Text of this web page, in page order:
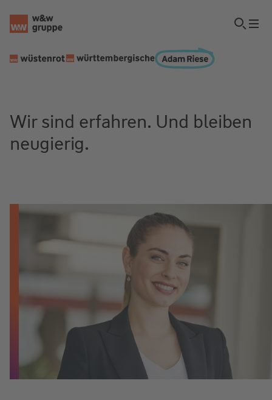
Wir sind erfahren. Und bleiben
neugierig.